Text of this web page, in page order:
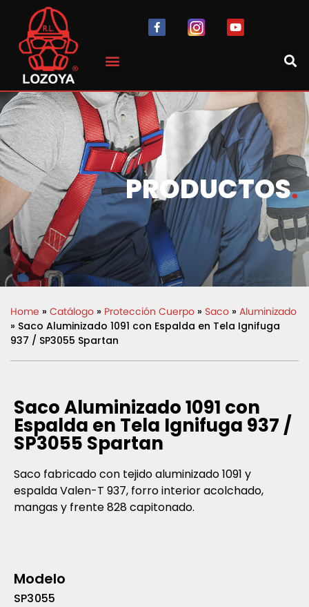
PRODUCTOS.
Home » Catálogo » Protección Cuerpo » Saco » Aluminizado
» Saco Aluminizado 1091 con Espalda en Tela Ignifuga
937 / SP3055 Spartan
Saco Aluminizado 1091 con
Espalda en Tela Ignifuga 937 /
SP3055 Spartan
Saco fabricado con tejido aluminizado 1091 y
espalda Valen-T 937, forro interior acolchado,
mangas y frente 828 capitonado.
Modelo
SP3055